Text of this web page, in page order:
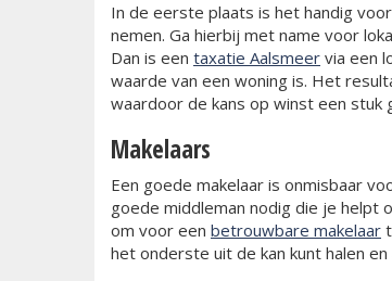
In de eerste plaats is het handig
nemen. Ga hierbij met name voor
Dan is een taxatie Aalsmeer via een
waarde van een woning is. Het
waardoor de kans op winst een stuk
Makelaars
Een goede makelaar is onmisbaar
goede middleman nodig die je helpt
om voor een betrouwbare makelaar
het onderste uit de kan kunt halen